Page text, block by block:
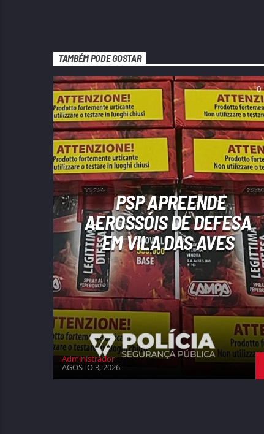
TAMBÉM PODE GOSTAR
0
PSP APREENDE
AEROSSÓIS DE DEFESA
EM VILA DAS AVES
Administrador
AGOSTO 3, 2026